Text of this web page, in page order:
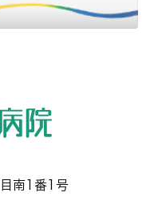
南1番1号